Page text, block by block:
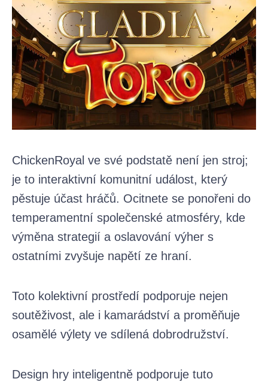
ChickenRoyal ve své podstatě není jen stroj;
je to interaktivní komunitní událost, který
pěstuje účast hráčů. Ocitnete se ponořeni do
temperamentní společenské atmosféry, kde
výměna strategií a oslavování výher s
ostatními zvyšuje napětí ze hraní.
Toto kolektivní prostředí podporuje nejen
soutěživost, ale i kamarádství a proměňuje
osamělé výlety ve sdílená dobrodružství.
Design hry inteligentně podporuje tuto